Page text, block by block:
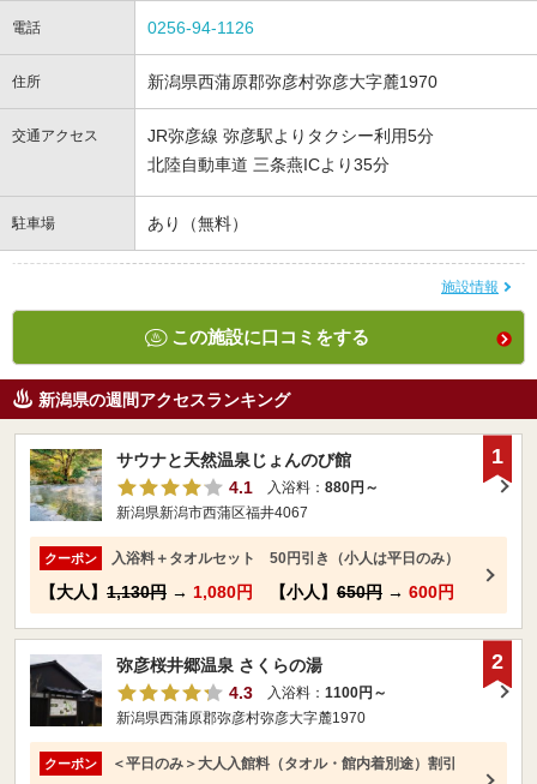
電話 0256-94-1126
住所 新潟県西蒲原郡弥彦村弥彦大字麓1970
交通アクセス
JR弥彦線 弥彦駅よりタクシー利用5分
北陸自動車道 三条燕ICより35分
駐車場 あり（無料）
施設情報
この施設に口コミをする
新潟県の週間アクセスランキング
サウナと天然温泉じょんのび館
4.1
入浴料： 880円～
新潟県新潟市西蒲区福井4067
クーポン 入浴料＋タオルセット 50円引き（小人は平日のみ）
【大人】 1,130円 → 1,080円 【小人】 650円 → 600円
1
弥彦桜井郷温泉 さくらの湯
4.3
入浴料： 1100円～
新潟県西蒲原郡弥彦村弥彦大字麓1970
クーポン ＜平日のみ＞大人入館料（タオル・館内着別途）割引
2